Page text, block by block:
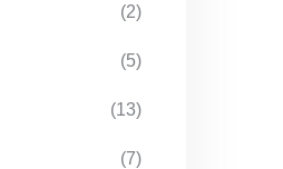
(2)
(5)
(13)
(7)